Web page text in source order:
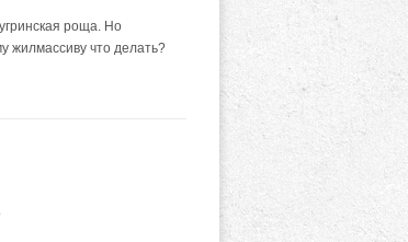
роща. Но
жилмассиву что делать?